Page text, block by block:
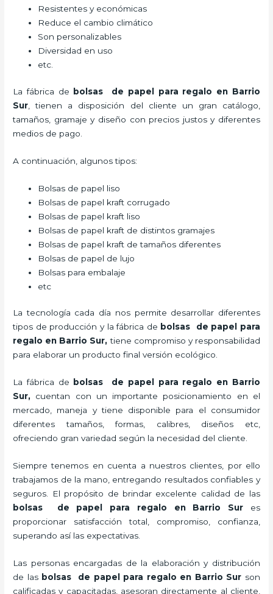
Resistentes y económicas
Reduce el cambio climático
Son personalizables
Diversidad en uso
etc.
La fábrica de
bolsas de papel para regalo en Barrio
Sur , tienen a disposición del cliente un gran catálogo,
tamaños, gramaje y diseño con precios justos y diferentes
medios de pago.
A continuación, algunos tipos:
Bolsas de papel liso
Bolsas de papel kraft corrugado
Bolsas de papel kraft liso
Bolsas de papel kraft de distintos gramajes
Bolsas de papel kraft de tamaños diferentes
Bolsas de papel de lujo
Bolsas para embalaje
etc
La tecnología cada día nos permite desarrollar diferentes
tipos de producción y la fábrica de bolsas de papel para
regalo en Barrio Sur, tiene compromiso y responsabilidad
para elaborar un producto final versión ecológico.
La fábrica de
bolsas de papel para regalo en Barrio
Sur, cuentan con un importante posicionamiento en el
mercado,
maneja y tiene disponible para el consumidor
diferentes tamaños, formas, calibres, diseños etc,
ofreciendo gran variedad según la necesidad del cliente.
Siempre tenemos en cuenta a nuestros clientes, por ello
trabajamos de la mano, entregando resultados confiables y
seguros. El propósito de brindar excelente calidad de las
bolsas de papel para regalo en Barrio Sur es
proporcionar satisfacción total, compromiso, confianza,
superando así las expectativas.
Las personas encargadas de la elaboración y distribución
de las bolsas de papel para regalo en Barrio Sur son
calificadas y capacitadas, asesoran directamente al cliente,